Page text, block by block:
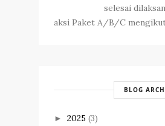
selesai
aksi Paket A/B/C
BLOG
► 2025 (3)